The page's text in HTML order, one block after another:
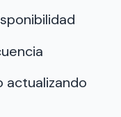
actualizando